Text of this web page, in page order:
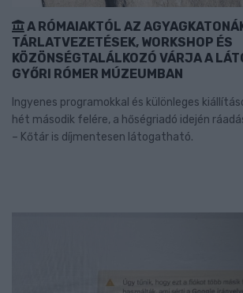
A RÓMAIAKTÓL AZ
TÁRLATVEZETÉSEK, WORKSHOP ÉS
KÖZÖNSÉGTALÁLKOZÓ VÁRJA A
GYŐRI RÓMER MÚZEUMBAN
Ingyenes programokkal és különleges
hét második felére, a hőségriadó idején
– Kőtár is díjmentesen látogatható.